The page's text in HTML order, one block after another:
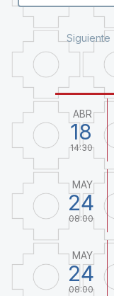
Siguiente
ABR
18
14:30
MAY
24
08:00
MAY
24
08:00